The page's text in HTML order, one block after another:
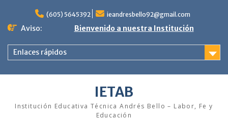
contenido
(605) 5645392 ieandresbello92@gmail.com
Aviso: Bienvenido a nuestra Institución
Enlaces rápidos
IETAB
Institución Educativa Técnica Andrés Bello – Labor, Fe y
Educación